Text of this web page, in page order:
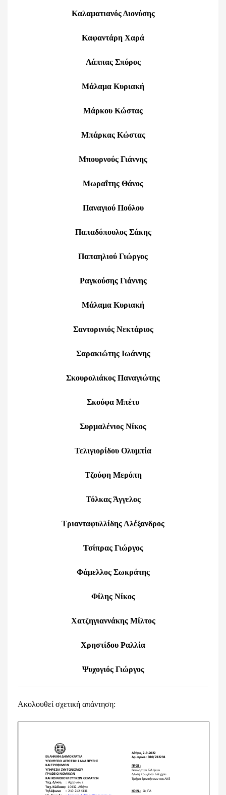
Καλαματιανός Διονύσης
Καφαντάρη Χαρά
Λάππας Σπύρος
Μάλαμα Κυριακή
Μάρκου Κώστας
Μπάρκας Κώστας
Μπουρνούς Γιάννης
Μωραΐτης Θάνος
Παναγιού Πούλου
Παπαδόπουλος Σάκης
Παπαηλιού Γιώργος
Ραγκούσης Γιάννης
Μάλαμα Κυριακή
Σαντορινιός Νεκτάριος
Σαρακιώτης Ιωάννης
Σκουρολιάκος Παναγιώτης
Σκούφα Μπέτυ
Συρμαλένιος Νίκος
Τελιγιορίδου Ολυμπία
Τζούφη Μερόπη
Τόλκας Άγγελος
Τριανταφυλλίδης Αλέξανδρος
Τσίπρας Γιώργος
Φάμελλος Σωκράτης
Φίλης Νίκος
Χατζηγιαννάκης Μίλτος
Χρηστίδου Ραλλία
Ψυχογιός Γιώργος
Ακολουθεί σχετική απάντηση: